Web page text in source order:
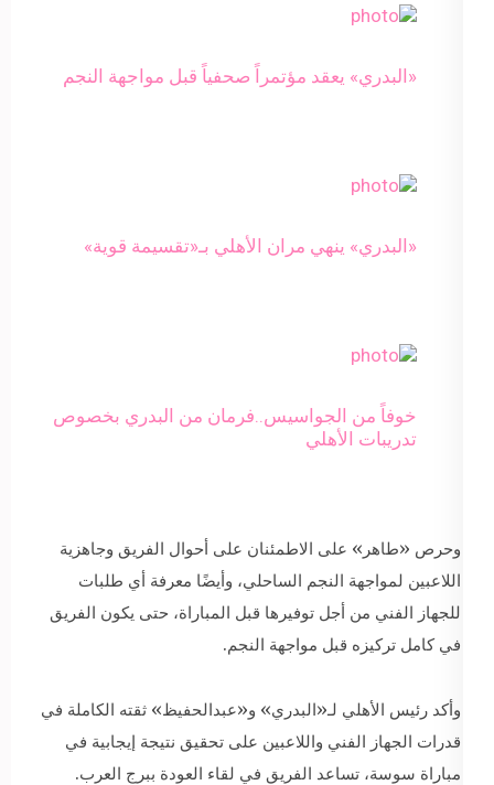
«البدري» يعقد مؤتمراً صحفياً قبل مواجهة النجم
«البدري» ينهي مران الأهلي بـ«تقسيمة قوية»
خوفاً من الجواسيس..فرمان من البدري بخصوص
تدريبات الأهلي
وحرص «طاهر» على الاطمئنان على أحوال الفريق وجاهزية
اللاعبين لمواجهة النجم الساحلي، وأيضًا معرفة أي طلبات
للجهاز الفني من أجل توفيرها قبل المباراة، حتى يكون الفريق
في كامل تركيزه قبل مواجهة النجم.
وأكد رئيس الأهلي لـ«البدري» و«عبدالحفيظ» ثقته الكاملة في
قدرات الجهاز الفني واللاعبين على تحقيق نتيجة إيجابية في
مباراة سوسة، تساعد الفريق في لقاء العودة ببرج العرب.